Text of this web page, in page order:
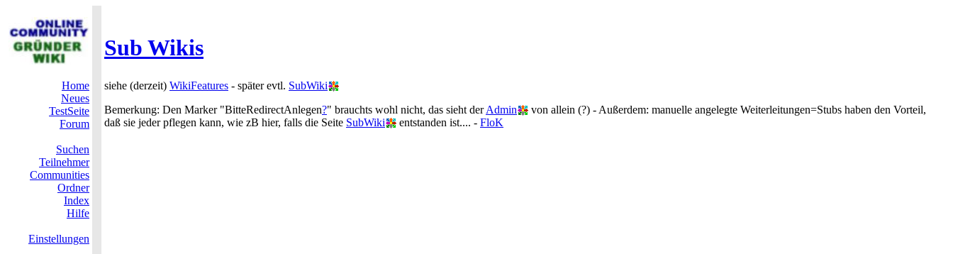
Sub Wikis
Home
Neues
TestSeite
Forum
Suchen
Teilnehmer
Communities
Ordner
Index
Hilfe
Einstellungen
siehe (derzeit) WikiFeatures - später evtl. SubWiki
Bemerkung: Den Marker "BitteRedirectAnlegen?" brauchts wohl nicht, das sieht derAdmin
von allein (?) - Außerdem: manuelle angelegte Weiterleitungen=Stubs haben den Vorteil,
daß sie jeder pflegen kann, wie zB hier, falls die Seite SubWiki entstanden ist.... - FloK